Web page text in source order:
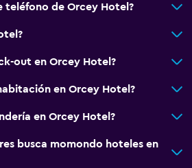
teléfono de Orcey Hotel?
out en Orcey Hotel?
en Orcey Hotel?
en Orcey Hotel?
busca momondo hoteles en